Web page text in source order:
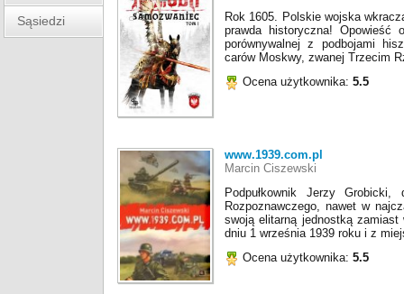
Sąsiedzi
Rok 1605. Polskie wojska
prawda historyczna! Opowieść
porównywalnej z podbojami
carów Moskwy, zwanej Trzecim
Ocena użytkownika: 5.5
www.1939.com.pl
Marcin Ciszewski
Podpułkownik Jerzy Grobicki,
Rozpoznawczego, nawet w
swoją elitarną jednostką
dniu 1 września 1939 roku i z
Ocena użytkownika: 5.5